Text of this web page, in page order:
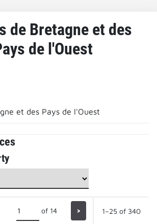
de Bretagne et des
de l'Ouest
et des Pays de l'Ouest
of 14 > 1–25 of 340